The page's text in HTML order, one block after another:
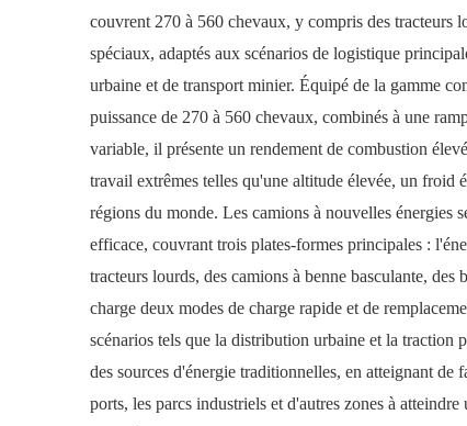
couvrent 270 à 560 chevaux, y compris des tracteurs
spéciaux, adaptés aux scénarios de logistique
urbaine et de transport minier. Équipé de la gamme
puissance de 270 à 560 chevaux, combinés à une
variable, il présente un rendement de combustion
travail extrêmes telles qu'une altitude élevée, un froid
régions du monde. Les camions à nouvelles énergies
efficace, couvrant trois plates-formes principales :
tracteurs lourds, des camions à benne basculante,
charge deux modes de charge rapide et de
scénarios tels que la distribution urbaine et la traction
des sources d'énergie traditionnelles, en atteignant
ports, les parcs industriels et d'autres zones à